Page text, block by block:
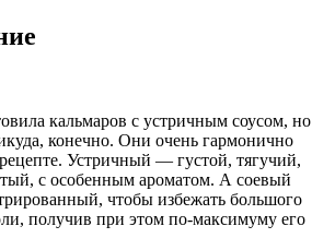
кальмаров с устричным соусом, но
конечно. Они очень гармонично
Устричный — густой, тягучий,
с особенным ароматом. А соевый
чтобы избежать большого
получив при этом по-максимуму его